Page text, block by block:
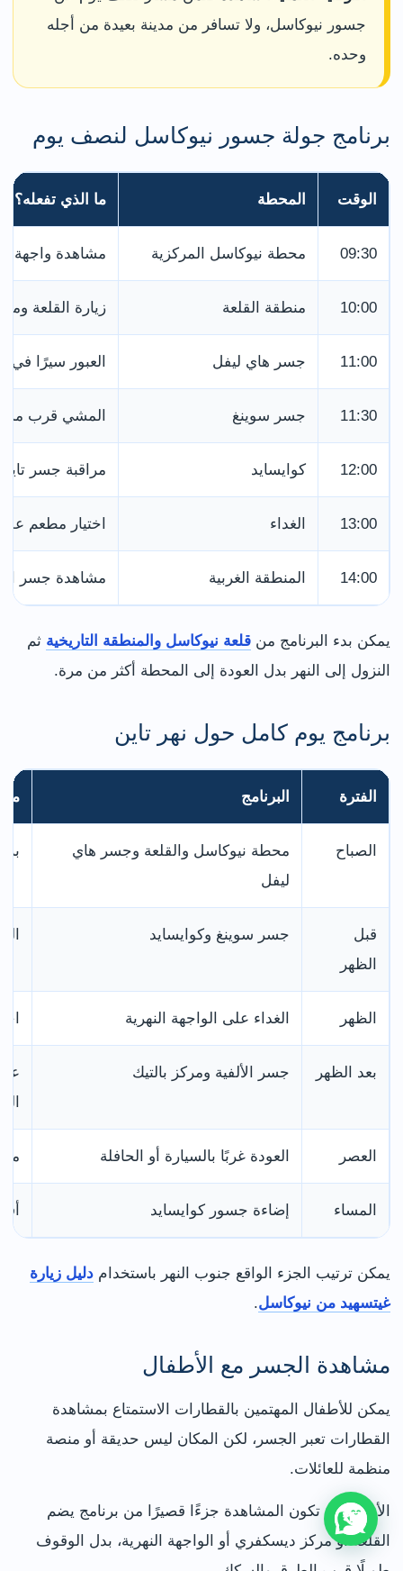
جسور نيوكاسل، ولا تسافر من مدينة بعيدة من أجله
وحده.
برنامج جولة جسور نيوكاسل لنصف يوم
الوقت المحطة ما الذي تفعله؟
09:30 محطة نيوكاسل المركزية مشاهدة واجهة
10:00 منطقة القلعة زيارة القلعة
11:00 جسر هاي ليفل العبور سيرًا
11:30 جسر سوينغ المشي قرب
12:00 كوايسايد مراقبة جسر
13:00 الغداء اختيار مطعم
14:00 المنطقة الغربية مشاهدة جسر
يمكن بدء البرنامج من قلعة نيوكاسل والمنطقة التاريخية ثم
النزول إلى النهر بدل العودة إلى المحطة أكثر من مرة.
برنامج يوم كامل حول نهر تاين
الفترة البرنامج
الصباح
محطة نيوكاسل والقلعة وجسر هاي
ليفل
قبل
الظهر
جسر سوينغ وكوايسايد
الظهر الغداء على الواجهة النهرية
بعد الظهر جسر الألفية ومركز بالتيك
العصر العودة غربًا بالسيارة أو الحافلة
المساء إضاءة جسور كوايسايد
يمكن ترتيب الجزء الواقع جنوب النهر باستخدام دليل زيارة
غيتسهيد من نيوكاسل.
مشاهدة الجسر مع الأطفال
يمكن للأطفال المهتمين بالقطارات الاستمتاع بمشاهدة
القطارات تعبر الجسر، لكن المكان ليس حديقة أو منصة
منظمة للعائلات.
الأفضل أن تكون المشاهدة جزءًا قصيرًا من برنامج يضم
القلعة أو مركز ديسكفري أو الواجهة النهرية، بدل الوقوف